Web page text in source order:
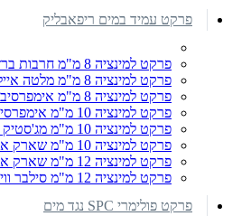
פרקט עמיד במים ריפאבליק
פרקט למינציה 8 מ"מ חרבות ברזל
פרקט למינציה 8 מ"מ מלטה איילנד
פרקט למינציה 8 מ"מ אימפרסיב פלוס
פרקט למינציה 10 מ"מ אימפרסיב פלוס
פרקט למינציה 10 מ"מ מג'סטיק קראון
פרקט למינציה 10 מ"מ שארק אושן 10
פרקט למינציה 12 מ"מ שארק אושן 12
פרקט למינציה 12 מ"מ סילבר ווילואו
פרקט פולימרי SPC נגד מים